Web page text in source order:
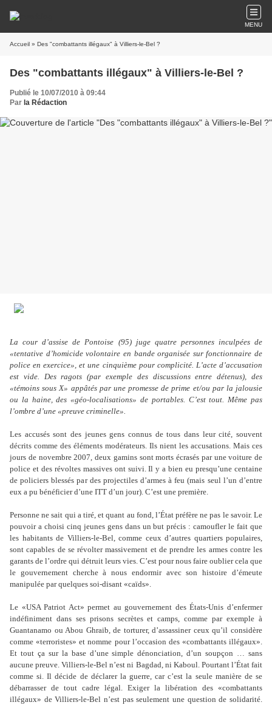
MENU
Accueil » Des "combattants illégaux" à Villiers-le-Bel ?
Des "combattants illégaux" à Villiers-le-Bel ?
Publié le 10/07/2010 à 09:44
Par la Rédaction
La cour d’assise de Pontoise (95) juge quatre personnes inculpées de
«tentative d’homicide volontaire en bande organisée sur fonctionnaire de
police en exercice», et une cinquième pour complicité. L’acte d’accusation
est vide. Des ragots (par exemple des discussions entre détenus), des
«témoins sous X» appâtés par une promesse de prime et/ou par la jalousie
ou la haine, des «géo-localisations» de portables. C’est tout. Même pas
l’ombre d’une «preuve criminelle».
Les accusés sont des jeunes gens connus de tous dans leur cité, souvent
décrits comme des éléments modérateurs. Ils nient les accusations. Mais ces
jours de novembre 2007, deux gamins sont morts écrasés par une voiture de
police et des révoltes massives ont suivi. Il y a bien eu presqu’une centaine
de policiers blessés par des projectiles d’armes à feu (mais seul l’un d’entre
eux a pu bénéficier d’une ITT d’un jour). C’est une première.
Personne ne sait qui a tiré, et quant au fond, l’État préfère ne pas le savoir. Le
pouvoir a choisi cinq jeunes gens dans un but précis : camoufler le fait que
les habitants de Villiers-le-Bel, comme ceux d’autres quartiers populaires,
sont capables de se révolter massivement et de prendre les armes contre les
garants de l’ordre qui détruit leurs vies. C’est pour nous faire oublier cela que
le gouvernement cherche à nous endormir avec son histoire d’émeute
manipulée par quelques soi-disant «caïds».
Le «USA Patriot Act» permet au gouvernement des États-Unis d’enfermer
indéfiniment dans ses prisons secrètes et camps, comme par exemple à
Guantanamo ou Abou Ghraib, de torturer, d’assassiner ceux qu’il considère
comme «terroristes» et nomme pour l’occasion des «combattants illégaux».
Et tout ça sur la base d’une simple dénonciation, d’un soupçon … sans
aucune preuve. Villiers-le-Bel n’est ni Bagdad, ni Kaboul. Pourtant l’État fait
comme si. Il décide de déclarer la guerre, car c’est la seule manière de se
débarrasser de tout cadre légal. Exiger la libération des «combattants
illégaux» de Villiers-le-Bel n’est pas seulement une question de solidarité.